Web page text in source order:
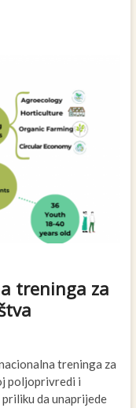
treninga za
treninga za
poljoprivredi i
da unaprijede